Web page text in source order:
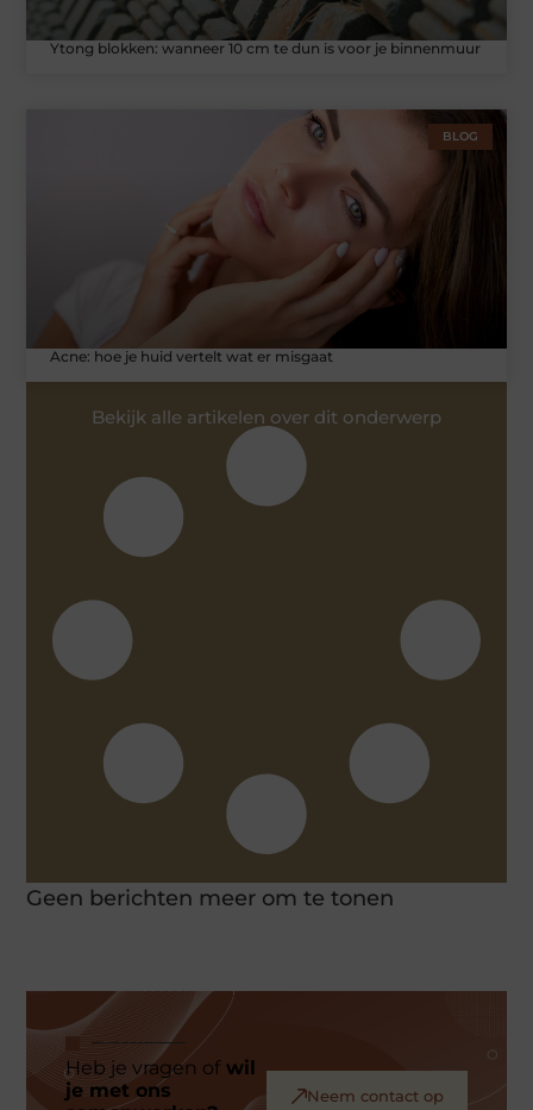
Ytong blokken: wanneer 10 cm te dun is voor je binnenmuur
BLOG
Acne: hoe je huid vertelt wat er misgaat
Bekijk alle artikelen over dit onderwerp
Geen berichten meer om te tonen
Heb je vragen ofwil
je met ons
Neem contact op